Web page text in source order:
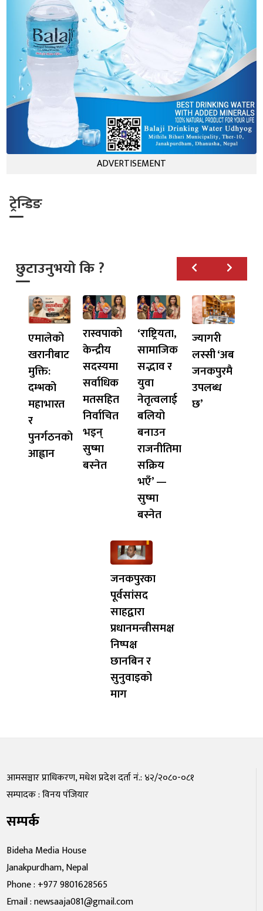
ADVERTISEMENT
ट्रेन्डिङ
छुटाउनुभयो कि ?
एमालेको
खरानीबाट
मुक्ति:
दम्भको
महाभारत
र
पुनर्गठनको
आह्वान
रास्वपाको
केन्द्रीय
सदस्यमा
सर्वाधिक
मतसहित
निर्वाचित
भइन्
सुष्मा
बस्नेत
‘राष्ट्रियता,
सामाजिक
सद्भाव र
युवा
नेतृत्वलाई
बलियो
बनाउन
राजनीतिमा
सक्रिय
भएँ’ —
सुष्मा
बस्नेत
ज्यागरी
लस्सी ‘अब
जनकपुरमै
उपलब्ध
छ’
जनकपुरका
पूर्वसांसद
साहद्वारा
प्रधानमन्त्रीसमक्ष
निष्पक्ष
छानबिन र
सुनुवाइको
माग
आमसञ्चार प्राधिकरण, मधेश प्रदेश दर्ता नं.: ४२/२०८०-०८१
सम्पादक : विनय पंजियार
सम्पर्क
Bideha Media House
Janakpurdham, Nepal
Phone : +977 9801628565
Email : newsaaja081@gmail.com